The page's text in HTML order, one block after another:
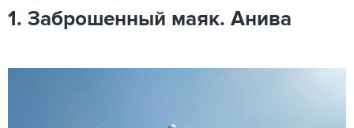
1. Заброшенный маяк. Анива